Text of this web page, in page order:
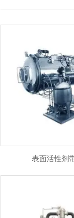
表面活性剂